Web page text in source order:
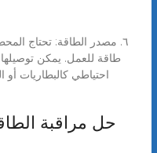
طاقة للعمل. يمكن توصيلها
احتياطي كالبطاريات أو
حل مراقبة